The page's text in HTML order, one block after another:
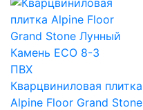
ПВХ
Кварцвиниловая плитка
Alpine Floor Grand Stone